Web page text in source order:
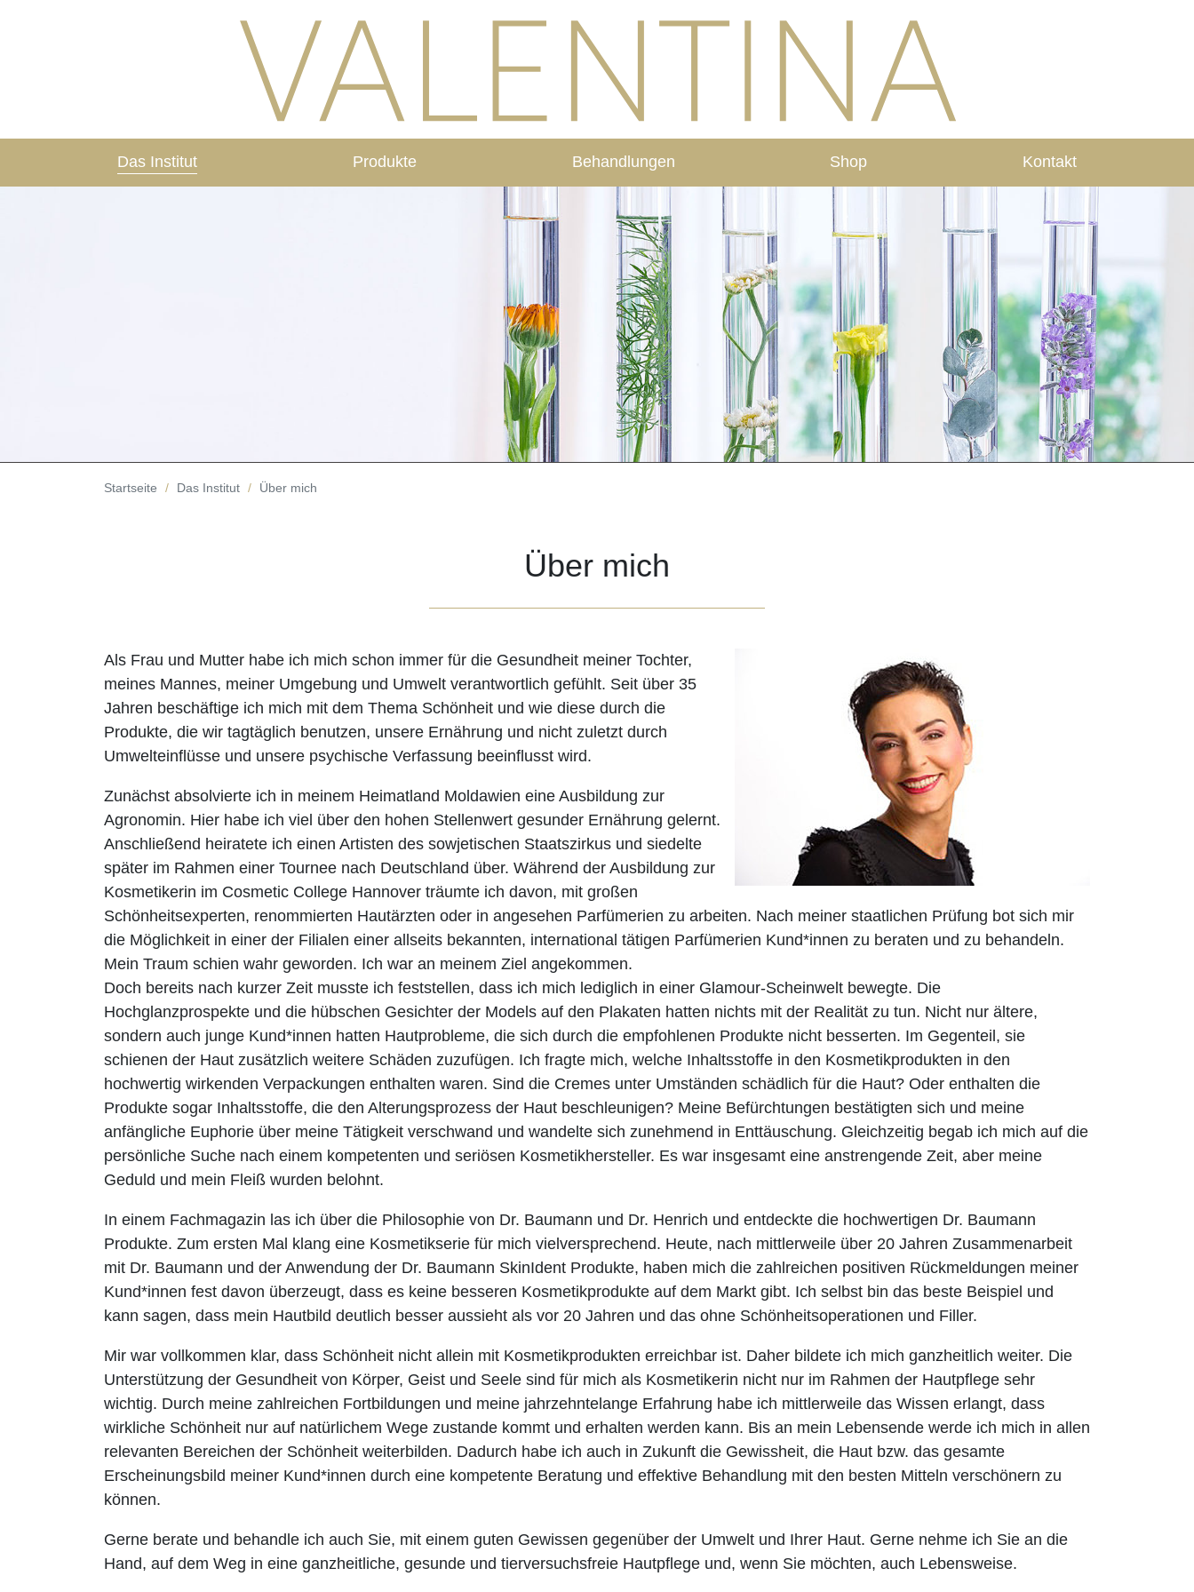
Das Institut Produkte Behandlungen Shop Kontakt
Startseite Das Institut Über mich
Über mich
Als Frau und Mutter habe ich mich schon immer für die Gesundheit meiner Tochter,
meines Mannes, meiner Umgebung und Umwelt verantwortlich gefühlt. Seit über 35
Jahren beschäftige ich mich mit dem Thema Schönheit und wie diese durch die
Produkte, die wir tagtäglich benutzen, unsere Ernährung und nicht zuletzt durch
Umwelteinflüsse und unsere psychische Verfassung beeinflusst wird.
Zunächst absolvierte ich in meinem Heimatland Moldawien eine Ausbildung zur
Agronomin. Hier habe ich viel über den hohen Stellenwert gesunder Ernährung gelernt.
Anschließend heiratete ich einen Artisten des sowjetischen Staatszirkus und siedelte
später im Rahmen einer Tournee nach Deutschland über. Während der Ausbildung zur
Kosmetikerin im Cosmetic College Hannover träumte ich davon, mit großen
Schönheitsexperten, renommierten Hautärzten oder in angesehen Parfümerien zu arbeiten. Nach meiner staatlichen Prüfung bot sich mir
die Möglichkeit in einer der Filialen einer allseits bekannten, international tätigen Parfümerien Kund*innen zu beraten und zu behandeln.
Mein Traum schien wahr geworden. Ich war an meinem Ziel angekommen.
Doch bereits nach kurzer Zeit musste ich feststellen, dass ich mich lediglich in einer Glamour-Scheinwelt bewegte. Die
Hochglanzprospekte und die hübschen Gesichter der Models auf den Plakaten hatten nichts mit der Realität zu tun. Nicht nur ältere,
sondern auch junge Kund*innen hatten Hautprobleme, die sich durch die empfohlenen Produkte nicht besserten. Im Gegenteil, sie
schienen der Haut zusätzlich weitere Schäden zuzufügen. Ich fragte mich, welche Inhaltsstoffe in den Kosmetikprodukten in den
hochwertig wirkenden Verpackungen enthalten waren. Sind die Cremes unter Umständen schädlich für die Haut? Oder enthalten die
Produkte sogar Inhaltsstoffe, die den Alterungsprozess der Haut beschleunigen? Meine Befürchtungen bestätigten sich und meine
anfängliche Euphorie über meine Tätigkeit verschwand und wandelte sich zunehmend in Enttäuschung. Gleichzeitig begab ich mich auf die
persönliche Suche nach einem kompetenten und seriösen Kosmetikhersteller. Es war insgesamt eine anstrengende Zeit, aber meine
Geduld und mein Fleiß wurden belohnt.
In einem Fachmagazin las ich über die Philosophie von Dr. Baumann und Dr. Henrich und entdeckte die hochwertigen Dr. Baumann
Produkte. Zum ersten Mal klang eine Kosmetikserie für mich vielversprechend. Heute, nach mittlerweile über 20 Jahren Zusammenarbeit
mit Dr. Baumann und der Anwendung der Dr. Baumann SkinIdent Produkte, haben mich die zahlreichen positiven Rückmeldungen meiner
Kund*innen fest davon überzeugt, dass es keine besseren Kosmetikprodukte auf dem Markt gibt. Ich selbst bin das beste Beispiel und
kann sagen, dass mein Hautbild deutlich besser aussieht als vor 20 Jahren und das ohne Schönheitsoperationen und Filler.
Mir war vollkommen klar, dass Schönheit nicht allein mit Kosmetikprodukten erreichbar ist. Daher bildete ich mich ganzheitlich weiter. Die
Unterstützung der Gesundheit von Körper, Geist und Seele sind für mich als Kosmetikerin nicht nur im Rahmen der Hautpflege sehr
wichtig. Durch meine zahlreichen Fortbildungen und meine jahrzehntelange Erfahrung habe ich mittlerweile das Wissen erlangt, dass
wirkliche Schönheit nur auf natürlichem Wege zustande kommt und erhalten werden kann. Bis an mein Lebensende werde ich mich in allen
relevanten Bereichen der Schönheit weiterbilden. Dadurch habe ich auch in Zukunft die Gewissheit, die Haut bzw. das gesamte
Erscheinungsbild meiner Kund*innen durch eine kompetente Beratung und effektive Behandlung mit den besten Mitteln verschönern zu
können.
Gerne berate und behandle ich auch Sie, mit einem guten Gewissen gegenüber der Umwelt und Ihrer Haut. Gerne nehme ich Sie an die
Hand, auf dem Weg in eine ganzheitliche, gesunde und tierversuchsfreie Hautpflege und, wenn Sie möchten, auch Lebensweise.